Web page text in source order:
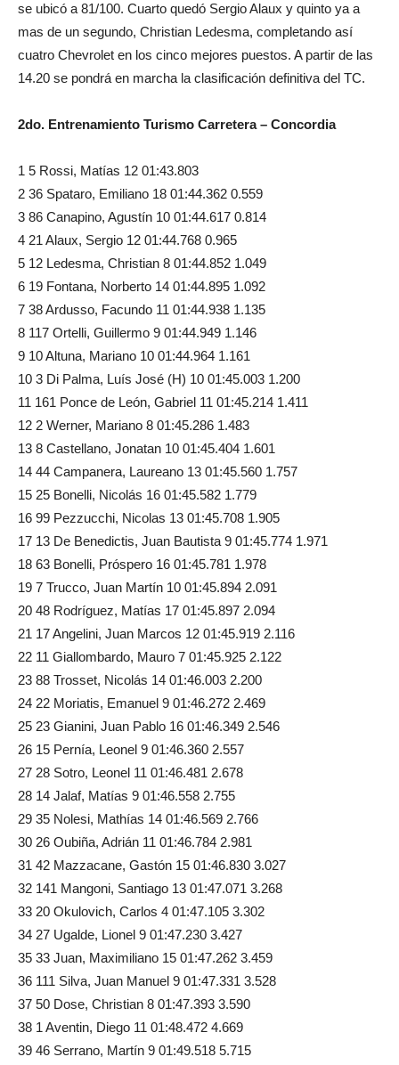
se ubicó a 81/100. Cuarto quedó Sergio Alaux y quinto ya a
mas de un segundo, Christian Ledesma, completando así
cuatro Chevrolet en los cinco mejores puestos. A partir de las
14.20 se pondrá en marcha la clasificación definitiva del TC.
2do. Entrenamiento Turismo Carretera – Concordia
1 5 Rossi, Matías 12 01:43.803
2 36 Spataro, Emiliano 18 01:44.362 0.559
3 86 Canapino, Agustín 10 01:44.617 0.814
4 21 Alaux, Sergio 12 01:44.768 0.965
5 12 Ledesma, Christian 8 01:44.852 1.049
6 19 Fontana, Norberto 14 01:44.895 1.092
7 38 Ardusso, Facundo 11 01:44.938 1.135
8 117 Ortelli, Guillermo 9 01:44.949 1.146
9 10 Altuna, Mariano 10 01:44.964 1.161
10 3 Di Palma, Luís José (H) 10 01:45.003 1.200
11 161 Ponce de León, Gabriel 11 01:45.214 1.411
12 2 Werner, Mariano 8 01:45.286 1.483
13 8 Castellano, Jonatan 10 01:45.404 1.601
14 44 Campanera, Laureano 13 01:45.560 1.757
15 25 Bonelli, Nicolás 16 01:45.582 1.779
16 99 Pezzucchi, Nicolas 13 01:45.708 1.905
17 13 De Benedictis, Juan Bautista 9 01:45.774 1.971
18 63 Bonelli, Próspero 16 01:45.781 1.978
19 7 Trucco, Juan Martín 10 01:45.894 2.091
20 48 Rodríguez, Matías 17 01:45.897 2.094
21 17 Angelini, Juan Marcos 12 01:45.919 2.116
22 11 Giallombardo, Mauro 7 01:45.925 2.122
23 88 Trosset, Nicolás 14 01:46.003 2.200
24 22 Moriatis, Emanuel 9 01:46.272 2.469
25 23 Gianini, Juan Pablo 16 01:46.349 2.546
26 15 Pernía, Leonel 9 01:46.360 2.557
27 28 Sotro, Leonel 11 01:46.481 2.678
28 14 Jalaf, Matías 9 01:46.558 2.755
29 35 Nolesi, Mathías 14 01:46.569 2.766
30 26 Oubiña, Adrián 11 01:46.784 2.981
31 42 Mazzacane, Gastón 15 01:46.830 3.027
32 141 Mangoni, Santiago 13 01:47.071 3.268
33 20 Okulovich, Carlos 4 01:47.105 3.302
34 27 Ugalde, Lionel 9 01:47.230 3.427
35 33 Juan, Maximiliano 15 01:47.262 3.459
36 111 Silva, Juan Manuel 9 01:47.331 3.528
37 50 Dose, Christian 8 01:47.393 3.590
38 1 Aventin, Diego 11 01:48.472 4.669
39 46 Serrano, Martín 9 01:49.518 5.715